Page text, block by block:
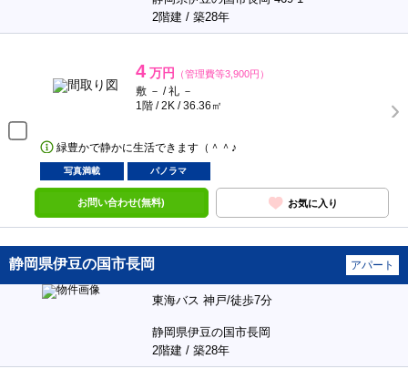
2階建 / 築28年
4 万円 （管理費等3,900円）
敷 － / 礼 －
1階 / 2K / 36.36㎡
緑豊かで静かに生活できます（＾＾♪
写真満載 パノラマ
お問い合わせ(無料) お気に入り
静岡県伊豆の国市長岡 アパート
東海バス 神戸/徒歩7分
静岡県伊豆の国市長岡
2階建 / 築28年